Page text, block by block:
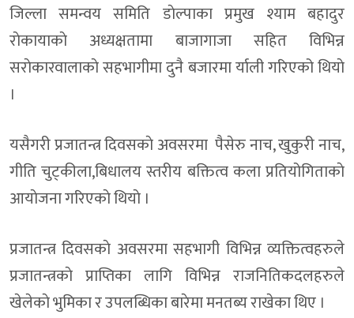
जिल्ला समन्वय समिति डाेल्पाका प्रमुख श्याम बहादुर
राेकायाकाे अध्यक्षतामा बाजागाजा सहित विभिन्न
सराेकारवालाकाे सहभागीमा दुनै बजारमा र्याली गरिएको थियाे
।
यसैगरी प्रजातन्त्र दिवसकाे अवसरमा पैसेरु नाच, खुकुरी नाच,
गीति चुट्कीला,बिधालय स्तरीय बक्तित्व कला प्रतियोगिताकाे
आयाेजना गरिएकाे थियाे ।
प्रजातन्त्र दिवसकाे अवसरमा सहभागी विभिन्न व्यक्तित्वहरुले
प्रजातन्त्रकाे प्राप्तिका लागि विभिन्न राजनितिकदलहरुले
खेलेकाे भुमिका र उपलब्धिका बारेमा मनतब्य राखेका थिए ।